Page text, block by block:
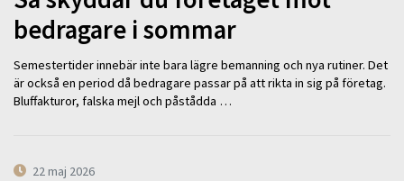
bedragare i sommar
Semestertider innebär inte bara lägre bemanning och nya rutiner. Det
är också en period då bedragare passar på att rikta in sig på företag.
Bluffakturor, falska mejl och påstådda …
22 maj 2026